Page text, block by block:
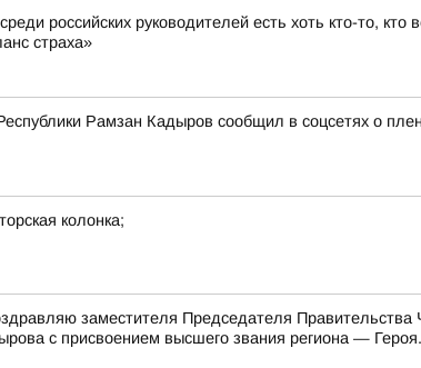
российских руководителей есть хоть кто-то,
страха»
Рамзан Кадыров сообщил в соцсетях о
колонка;
заместителя Председателя Правительства
с присвоением высшего звания региона —